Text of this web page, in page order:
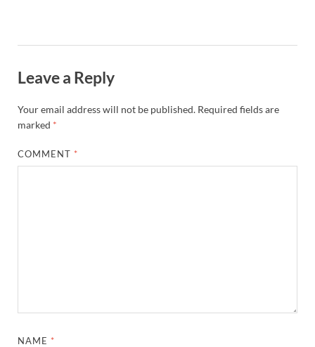
Leave a Reply
Your email address will not be published. Required fields are
marked *
COMMENT *
NAME *